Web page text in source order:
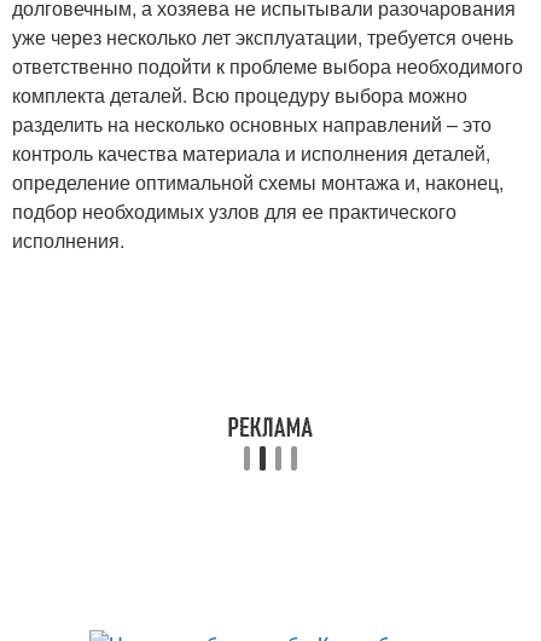
долговечным, а хозяева не испытывали разочарования
уже через несколько лет эксплуатации, требуется очень
ответственно подойти к проблеме выбора необходимого
комплекта деталей. Всю процедуру выбора можно
разделить на несколько основных направлений – это
контроль качества материала и исполнения деталей,
определение оптимальной схемы монтажа и, наконец,
подбор необходимых узлов для ее практического
исполнения.